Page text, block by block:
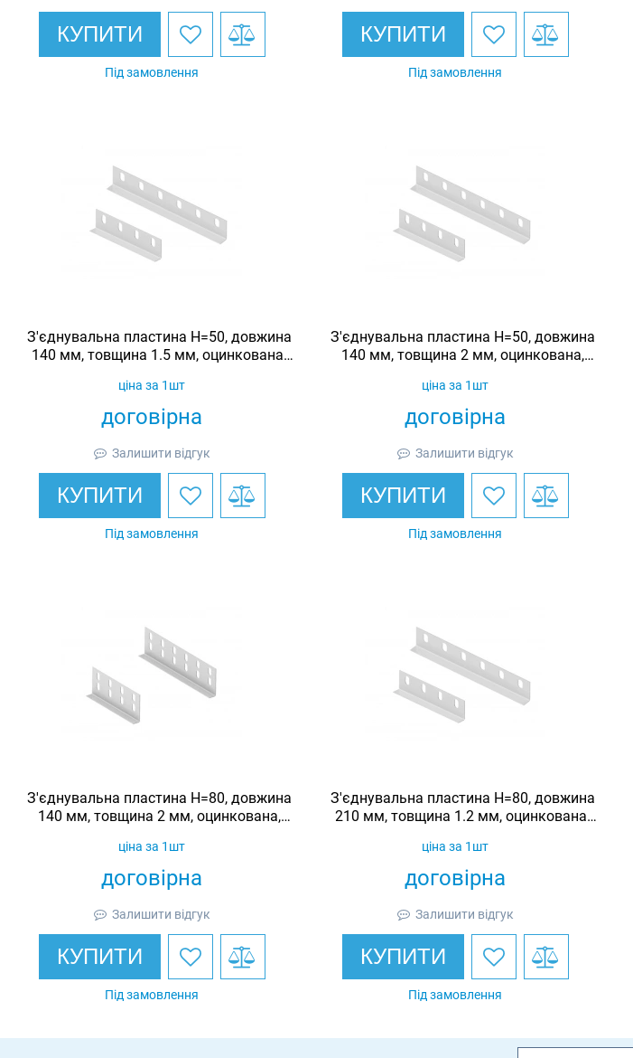
КУПИТИ
Під замовлення
КУПИТИ
Під замовлення
З'єднувальна пластина H=50, довжина
140 мм, товщина 1.5 мм, оцинкована,
договірна
ціна за 1шт
Залишити відгук
КУПИТИ
Під замовлення
З'єднувальна пластина H=50, довжина
140 мм, товщина 2 мм, оцинкована,
договірна
ціна за 1шт
Залишити відгук
КУПИТИ
Під замовлення
З'єднувальна пластина H=80, довжина
140 мм, товщина 2 мм, оцинкована,
договірна
ціна за 1шт
Залишити відгук
КУПИТИ
Під замовлення
З'єднувальна пластина H=80, довжина
210 мм, товщина 1.2 мм, оцинкована,
договірна
ціна за 1шт
Залишити відгук
КУПИТИ
Під замовлення